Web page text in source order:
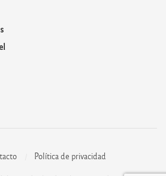
Política de privacidad